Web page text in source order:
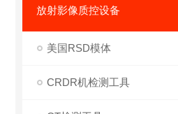
放射影像质控设备
美国RSD模体
CRDR机检测工具